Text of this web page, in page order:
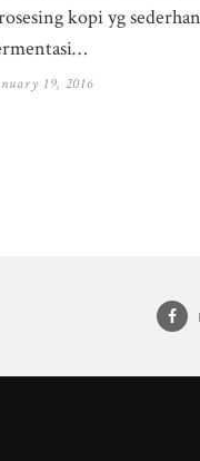
kopi yg
19, 2016